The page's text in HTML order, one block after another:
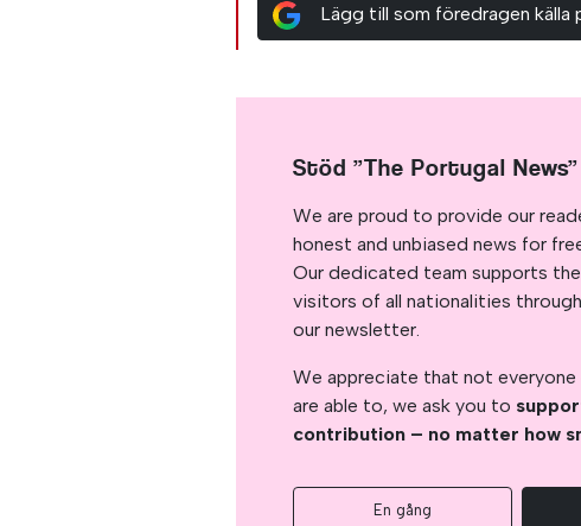
Lägg till som föredragen källa
Stöd ”The Portugal News”
We are proud to provide our
honest and unbiased news for
Our dedicated team supports
visitors of all nationalities
our newsletter.
We appreciate that not
are able to, we ask you to
contribution – no matter how
En gång